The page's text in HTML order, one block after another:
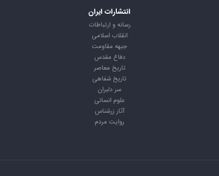
انتشارات ایران
رسانه و ارتباطات
انقلاب اسلامی
جبهه مقاومت
دفاع مقدس
تاریخ معاصر
تاریخ شفاهی
سر دلبران
علوم انسانی
آثار زرشناس
روایت مردم